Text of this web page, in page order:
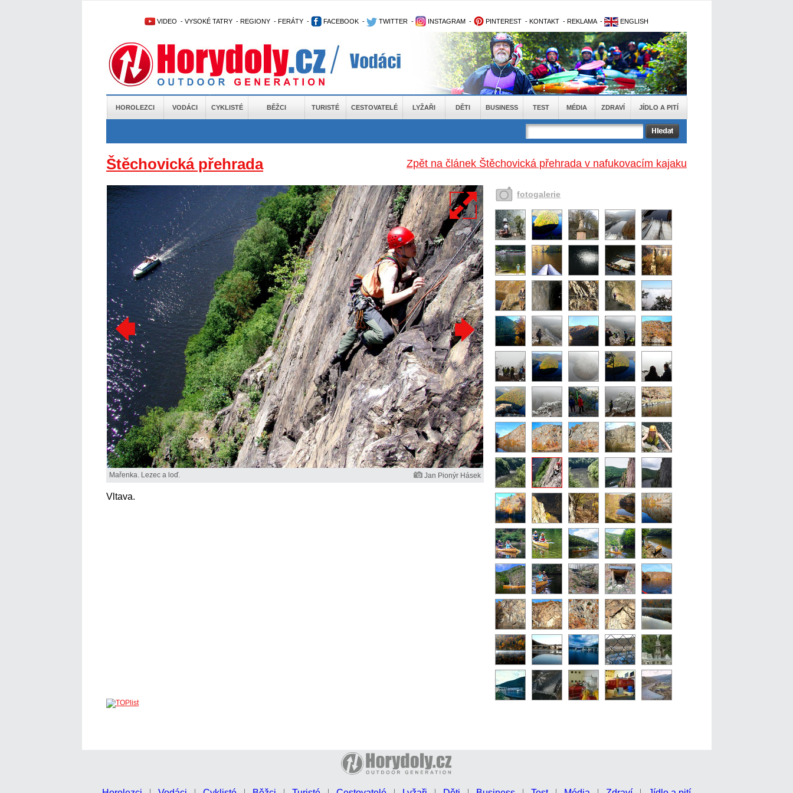
VIDEO - VYSOKÉ TATRY - REGIONY - FERÁTY - FACEBOOK - TWITTER - INSTAGRAM - PINTEREST - KONTAKT - REKLAMA - ENGLISH
HOROLEZCI VODÁCI CYKLISTÉ BĚŽCI TURISTÉ CESTOVATELÉ LYŽAŘI DĚTI BUSINESS TEST MÉDIA ZDRAVÍ JÍDLO A PITÍ
Zpět na článek Štěchovická přehrada v nafukovacím kajaku
Štěchovická přehrada
Mařenka. Lezec a loď. Jan Pionýr Hásek
Vltava.
fotogalerie